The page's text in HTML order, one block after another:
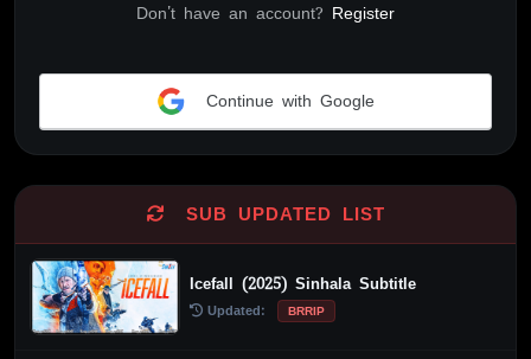
Don't have an account? Register
Continue with Google
SUB UPDATED LIST
Icefall (2025) Sinhala Subtitle
Updated: BRRIP